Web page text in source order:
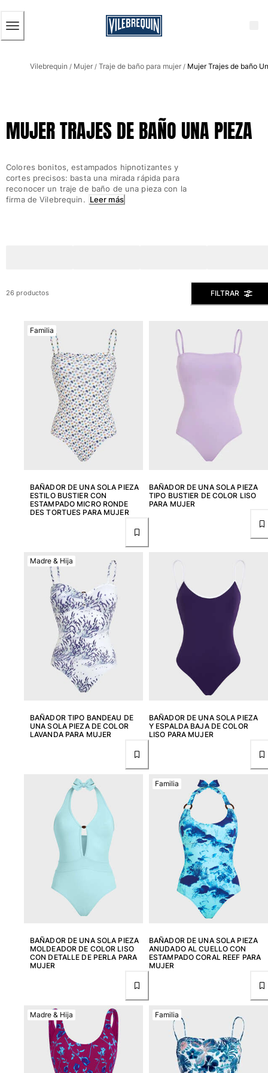
CONTENIDO
Ver todo Hombre
Clásico
Bordados Edición Numerada
Cintura plana
Clásico corto
Pret-a-porter
Camisas
Shorts
Jersey y cárdigan
Chaquetas y Abrigos
Pantalones
Jerséis
Camisetas
Loungewear
Ver todo Pret-a-porter
Ver todo Tallas grandes
Trajes de baño
Bikinis
Una pieza
Tops
Partes de abajo
Rashguards
Ver todo Trajes de baño
Pret-a-porter
Vestidos
Polos
Pantalones
Sweatshirts
Camisetas
Colección loungewear
Kimonos
Ver todo Pret-a-porter
Yachting collection
Ver todo Yachting collection
Ver todo Niño
Bebé
Clásico
Clásico stretch
Clásico ultra ligero
Vilebrequin / Mujer / Traje de baño para mujer / Mujer Trajes de baño
MUJER TRAJES DE BAÑO UNA PIEZA
Colores bonitos, estampados hipnotizantes y
cortes precisos: basta una mirada rápida para
reconocer un traje de baño de una pieza con la
firma de Vilebrequin. Leer más
26 productos FILTRAR
BAÑADOR DE UNA SOLA PIEZA
ESTILO BUSTIER CON
ESTAMPADO MICRO RONDE
DES TORTUES PARA MUJER
Familia
BAÑADOR DE UNA SOLA PIEZA
TIPO BUSTIER DE COLOR LISO
PARA MUJER
BAÑADOR TIPO BANDEAU DE
UNA SOLA PIEZA DE COLOR
LAVANDA PARA MUJER
Madre & Hija
BAÑADOR DE UNA SOLA PIEZA
Y ESPALDA BAJA DE COLOR
LISO PARA MUJER
BAÑADOR DE UNA SOLA PIEZA
MOLDEADOR DE COLOR LISO
CON DETALLE DE PERLA PARA
MUJER
BAÑADOR DE UNA SOLA PIEZA
ANUDADO AL CUELLO CON
ESTAMPADO CORAL REEF PARA
MUJER
Familia
Madre & Hija Familia